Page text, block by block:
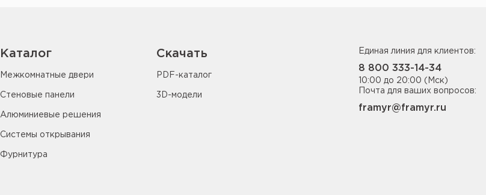
Каталог
Межкомнатные двери
Стеновые панели
Алюминиевые решения
Системы открывания
Фурнитура
Скачать
PDF-каталог
3D-модели
Единая линия для клиентов:
8 800 333-14-34
10:00 до 20:00 (Мск)
Почта для ваших вопросов:
framyr@framyr.ru